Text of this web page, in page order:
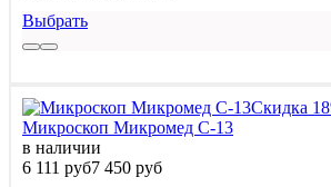
Выбрать
Скидка
Микроскоп Микромед С-13
в наличии
6 111 руб7 450 руб